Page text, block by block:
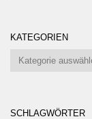
KATEGORIEN
Kategorien
SCHLAGWÖRTER